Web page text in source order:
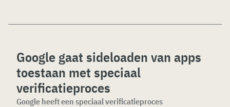
Google gaat sideloaden van apps
toestaan met speciaal
verificatieproces
Google heeft een speciaal verificatieproces